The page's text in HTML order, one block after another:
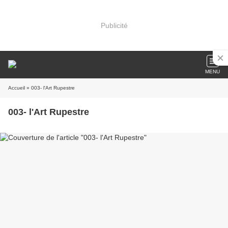
Publicité
MENU
Accueil » 003- l'Art Rupestre
003- l'Art Rupestre